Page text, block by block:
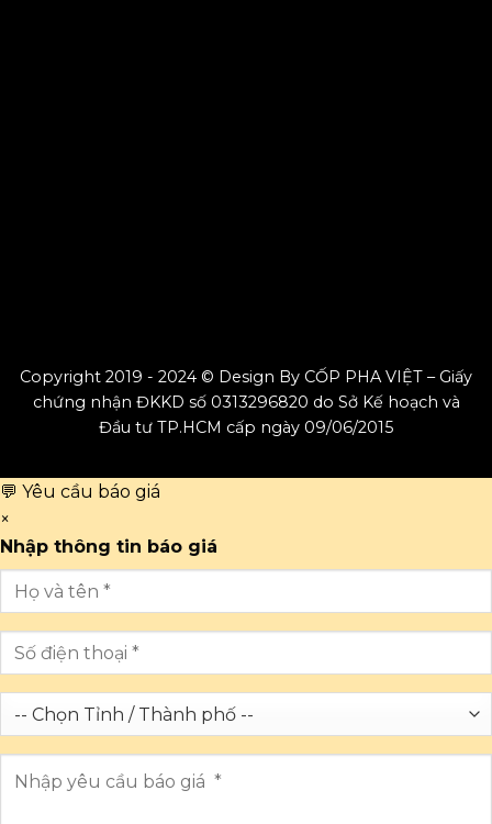
Copyright 2019 - 2024 © Design By CỐP PHA VIỆT – Giấy
chứng nhận ĐKKD số 0313296820 do Sở Kế hoạch và
Đầu tư TP.HCM cấp ngày 09/06/2015
💬 Yêu cầu báo giá
×
Nhập thông tin báo giá